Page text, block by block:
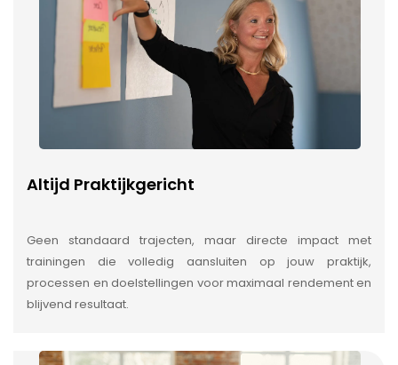
Altijd Praktijkgericht
Geen standaard trajecten, maar directe impact met
trainingen die volledig aansluiten op jouw praktijk,
processen en doelstellingen voor maximaal rendement en
blijvend resultaat.